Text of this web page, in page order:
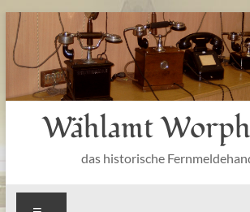
Zum
Inhalt
springen
Wählamt
das historische